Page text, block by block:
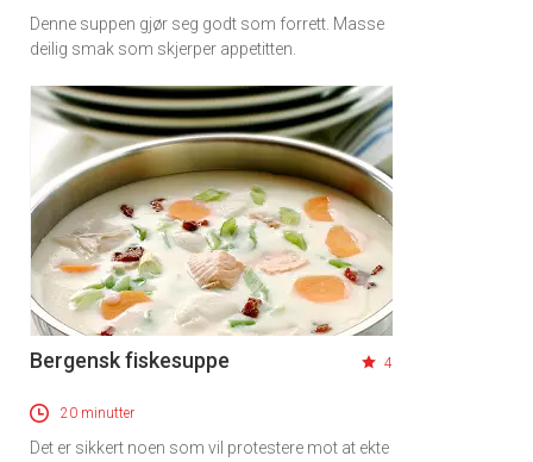
Denne suppen gjør seg godt som forrett. Masse
deilig smak som skjerper appetitten.
Bergensk fiskesuppe 4
20 minutter
Det er sikkert noen som vil protestere mot at ekte